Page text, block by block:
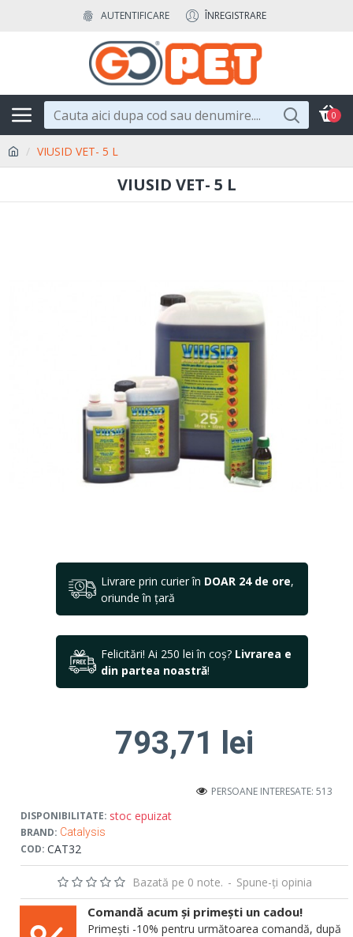
AUTENTIFICARE ÎNREGISTRARE
0
VIUSID VET- 5 L
VIUSID VET- 5 L
Livrare prin curier în DOAR 24 de ore,
oriunde în țară
Felicitări! Ai 250 lei în coș? Livrarea e
din partea noastră!
DISPONIBILITATE: stoc epuizat
BRAND: Catalysis
COD: CAT32
PERSOANE INTERESATE: 513
Bazată pe 0 note. - Spune-ţi opinia
793,71 lei
Comandă acum și primești un cadou!
Primești -10% pentru următoarea comandă, după